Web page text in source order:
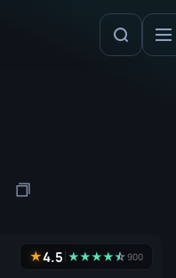
★4.5 ★★★★★
☆900